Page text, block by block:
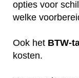
opties voor
welke
Ook het BTW-
kosten.